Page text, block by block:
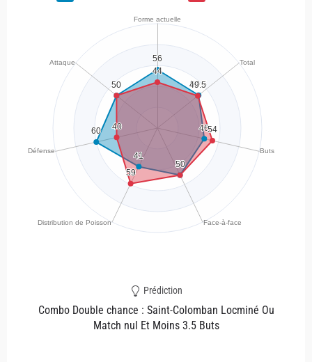
Prédiction
Combo Double chance : Saint-Colomban Locminé Ou
Match nul Et Moins 3.5 Buts